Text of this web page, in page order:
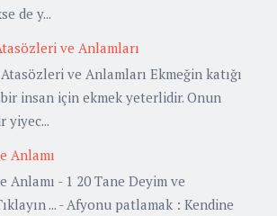
de y...
ve Anlamları
ve Anlamları Ekmeğin katığı
insan için ekmek yeterlidir. Onun
yiyec...
Anlamı
Anlamı - 1 20 Tane Deyim ve
... - Afyonu patlamak : Kendine